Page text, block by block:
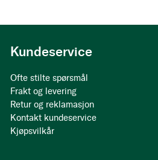
Kundeservice
Ofte stilte spørsmål
Frakt og levering
Retur og reklamasjon
Kontakt kundeservice
Kjøpsvilkår